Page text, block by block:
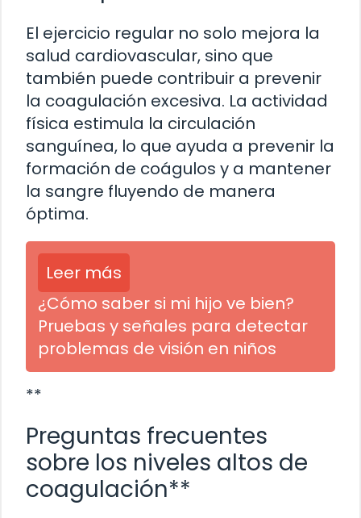
El ejercicio regular no solo mejora la
salud cardiovascular, sino que
también puede contribuir a prevenir
la coagulación excesiva. La actividad
física estimula la circulación
sanguínea, lo que ayuda a prevenir la
formación de coágulos y a mantener
la sangre fluyendo de manera
óptima.
Leer más
¿Cómo saber si mi hijo ve bien?
Pruebas y señales para detectar
problemas de visión en niños
**
Preguntas frecuentes
sobre los niveles altos de
coagulación**